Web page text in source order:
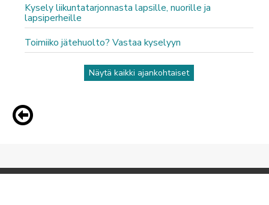
Kysely liikuntatarjonnasta lapsille, nuorille ja
lapsiperheille
Toimiiko jätehuolto? Vastaa kyselyyn
Näytä kaikki ajankohtaiset